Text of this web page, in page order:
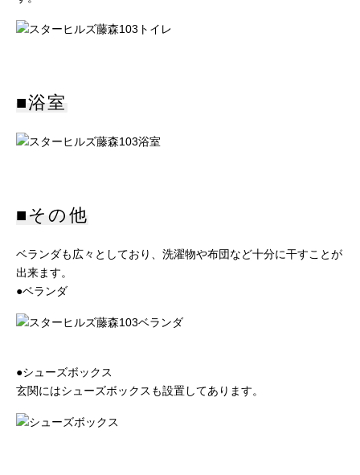
■浴室
■その他
ベランダも広々としており、洗濯物や布団など十分に干すことが
出来ます。
●ベランダ
●シューズボックス
玄関にはシューズボックスも設置してあります。